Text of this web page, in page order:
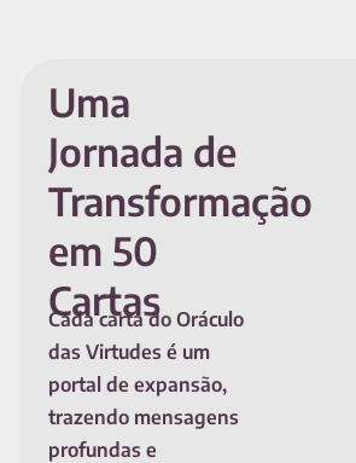
Uma
Jornada de
Transformação
em 50
Cartas
Cada carta do Oráculo
das Virtudes é um
portal de expansão,
trazendo mensagens
profundas e